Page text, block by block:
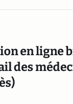
en ligne
des